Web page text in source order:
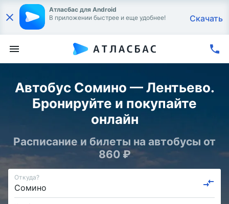
Атласбас для Android
В приложении быстрее и еще удобнее!
Скачать
Автобус Сомино — Лентьево.
Бронируйте и покупайте
онлайн
Расписание и билеты на автобусы от
860 ₽
Откуда?